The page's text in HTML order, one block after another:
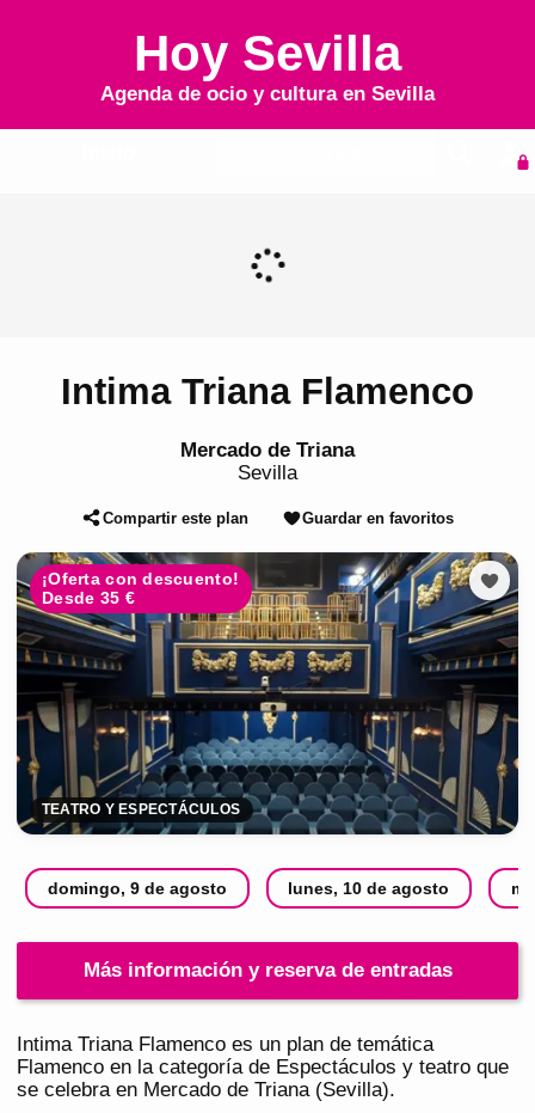
Hoy Sevilla
Agenda de ocio y cultura en Sevilla
Intima Triana Flamenco
Mercado de Triana
Sevilla
Compartir este plan Guardar en favoritos
¡Oferta con descuento!
Desde 35 €
TEATRO Y ESPECTÁCULOS
domingo, 9 de agosto lunes, 10 de agosto
Más información y reserva de entradas
Intima Triana Flamenco es un plan de temática
Flamenco en la categoría de Espectáculos y teatro que
se celebra en Mercado de Triana (Sevilla).